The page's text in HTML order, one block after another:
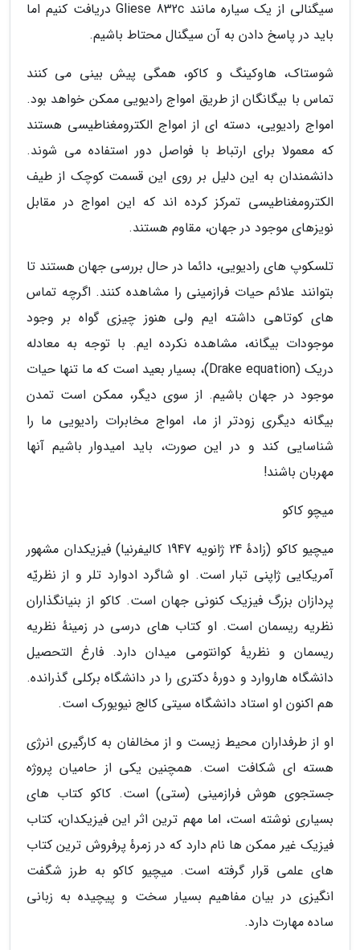
سیگنالی از یک سیاره مانند Gliese 832c دریافت کنیم اما
باید در پاسخ دادن به آن سیگنال محتاط باشیم.
شوستاک، هاوکینگ و کاکو، همگی پیش بینی می کنند
تماس با بیگانگان از طریق امواج رادیویی ممکن خواهد بود.
امواج رادیویی، دسته ای از امواج الکترومغناطیسی هستند
که معمولا برای ارتباط با فواصل دور استفاده می شوند.
دانشمندان به این دلیل بر روی این قسمت کوچک از طیف
الکترومغناطیسی تمرکز کرده اند که این امواج در مقابل
نویزهای موجود در جهان، مقاوم هستند.
تلسکوپ های رادیویی، دائما در حال بررسی جهان هستند تا
بتوانند علائم حیات فرازمینی را مشاهده کنند. اگرچه تماس
های کوتاهی داشته ایم ولی هنوز چیزی گواه بر وجود
موجودات بیگانه، مشاهده نکرده ایم. با توجه به معادله
دریک (Drake equation)، بسیار بعید است که ما تنها حیات
موجود در جهان باشیم. از سوی دیگر، ممکن است تمدن
بیگانه دیگری زودتر از ما، امواج مخابرات رادیویی ما را
شناسایی کند و در این صورت، باید امیدوار باشیم آنها
مهربان باشند!
میچو کاکو
میچیو کاکو (زادهٔ 24 ژانویه 1947 کالیفرنیا) فیزیکدان مشهور
آمریکایی ژاپنی تبار است. او شاگرد ادوارد تلر و از نظریّه
پردازان بزرگ فیزیک کنونی جهان است. کاکو از بنیانگذاران
نظریه ریسمان است. او کتاب های درسی در زمینهٔ نظریه
ریسمان و نظریهٔ کوانتومی میدان دارد. فارغ التحصیل
دانشگاه هاروارد و دورهٔ دکتری را در دانشگاه برکلی گذرانده.
هم اکنون او استاد دانشگاه سیتی کالج نیویورک است.
او از طرفداران محیط زیست و از مخالفان به کارگیری انرژی
هسته ای شکافت است. همچنین یکی از حامیان پروژه
جستجوی هوش فرازمینی (ستی) است. کاکو کتاب های
بسیاری نوشته است، اما مهم ترین اثر این فیزیکدان، کتاب
فیزیک غیر ممکن ها نام دارد که در زمرهٔ پرفروش ترین کتاب
های علمی قرار گرفته است. میچیو کاکو به طرز شگفت
انگیزی در بیان مفاهیم بسیار سخت و پیچیده به زبانی
ساده مهارت دارد.